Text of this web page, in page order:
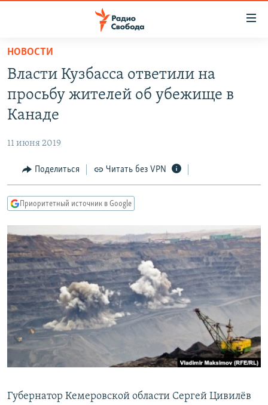
упрощенного
доступа
основному
Вернутся
Вернутся
поиску
ПОДКАСТЫ
АВТОРСКИЕ ПРОЕКТЫ
МНЕНИЯ
КУЛЬТУРА
КАВКАЗ.РЕАЛИИ
СЕВЕР.РЕАЛИИ
СИБИРЬ.РЕАЛИИ
РАСПИСАНИЕ ВЕЩАНИЯ
ПОДПИШИТЕСЬ НА РАССЫЛКУ
СОЦИАЛЬНЫЕ СЕТИ
НОВОСТИ
Власти Кузбасса ответили на
просьбу жителей об убежище в
Канаде
11 июня 2019
Поделиться Читать без VPN
Приоритетный источник в Google
Губернатор Кемеровской области Сергей Цивилёв